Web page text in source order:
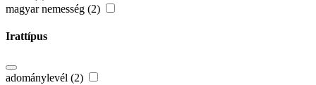
magyar nemesség (2)
Irattípus
adománylevél (2)